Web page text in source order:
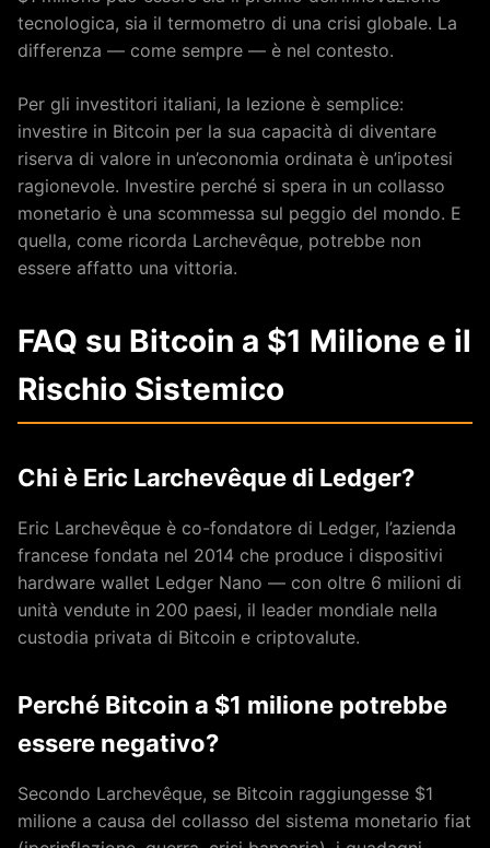
tecnologica, sia il termometro di una crisi globale. La
differenza — come sempre — è nel contesto.
Per gli investitori italiani, la lezione è semplice:
investire in Bitcoin per la sua capacità di diventare
riserva di valore in un’economia ordinata è un’ipotesi
ragionevole. Investire perché si spera in un collasso
monetario è una scommessa sul peggio del mondo. E
quella, come ricorda Larchevêque, potrebbe non
essere affatto una vittoria.
FAQ su Bitcoin a $1 Milione e il
Rischio Sistemico
Chi è Eric Larchevêque di Ledger?
Eric Larchevêque è co-fondatore di Ledger, l’azienda
francese fondata nel 2014 che produce i dispositivi
hardware wallet Ledger Nano — con oltre 6 milioni di
unità vendute in 200 paesi, il leader mondiale nella
custodia privata di Bitcoin e criptovalute.
Perché Bitcoin a $1 milione potrebbe
essere negativo?
Secondo Larchevêque, se Bitcoin raggiungesse $1
milione a causa del collasso del sistema monetario fiat